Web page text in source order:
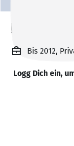
Friederike
Bis 2012,
Logg Dich ein,